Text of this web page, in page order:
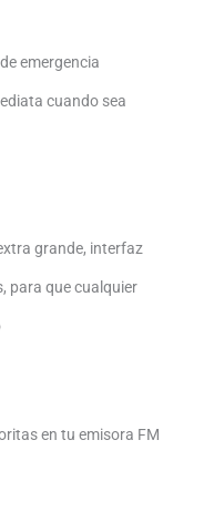
emergencia
cuando sea
grande, interfaz
para que cualquier
en tu emisora FM